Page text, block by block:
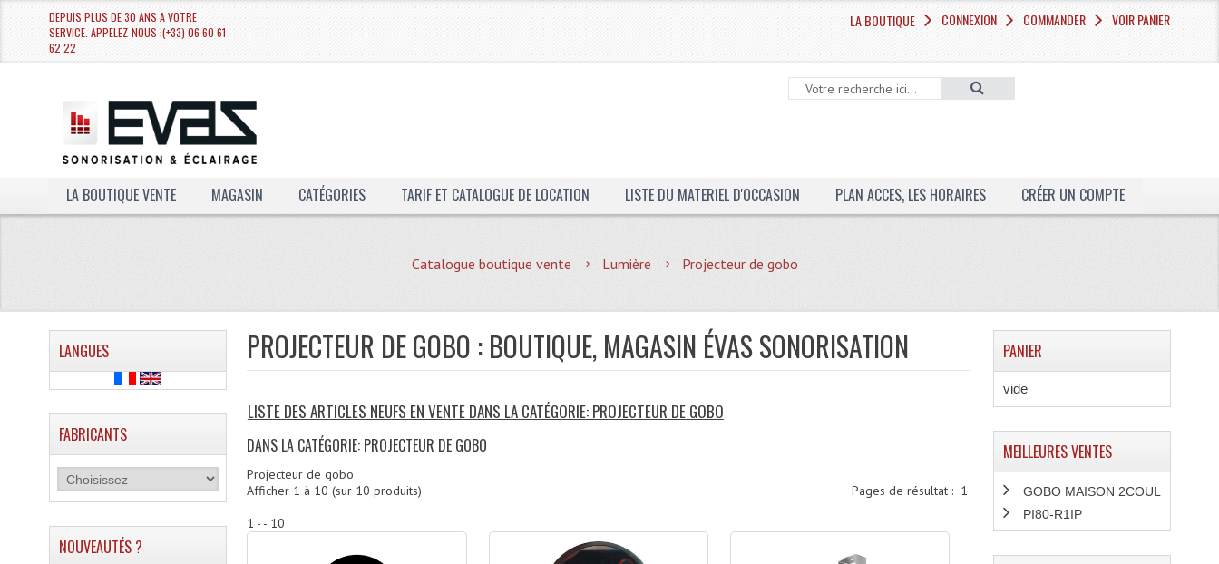
DEPUIS PLUS DE 30 ANS A VOTRE
SERVICE. APPELEZ-NOUS :(+33) 06 60 61
62 22
LA BOUTIQUE CONNEXION COMMANDER VOIR PANIER
LA BOUTIQUE VENTE MAGASIN CATÉGORIES TARIF ET CATALOGUE DE LOCATION LISTE DU MATERIEL D'OCCASION PLAN ACCES, LES HORAIRES CRÉER UN COMPTE
Catalogue boutique vente Lumière Projecteur de gobo
PROJECTEUR DE GOBO : BOUTIQUE, MAGASIN ÉVAS SONORISATION
LISTE DES ARTICLES NEUFS EN VENTE DANS LA CATÉGORIE: PROJECTEUR DE GOBO
DANS LA CATÉGORIE: PROJECTEUR DE GOBO
Projecteur de gobo
Pages de résultat : 1
Afficher 1 à 10 (sur 10 produits)
1 - - 10
LANGUES
FABRICANTS
NOUVEAUTÉS ?
PANIER
vide
MEILLEURES VENTES
GOBO MAISON 2COUL
PI80-R1IP